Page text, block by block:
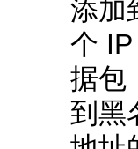
添加
个
据包
到黑